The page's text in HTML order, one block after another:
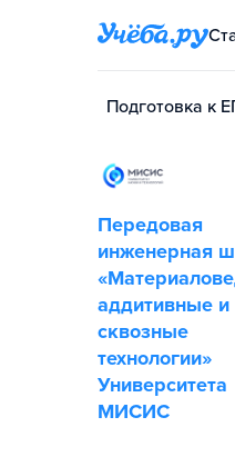
Подготовка к
Передовая
инженерная
аддитивные и
сквозные
технологии»
Университета
МИСИС